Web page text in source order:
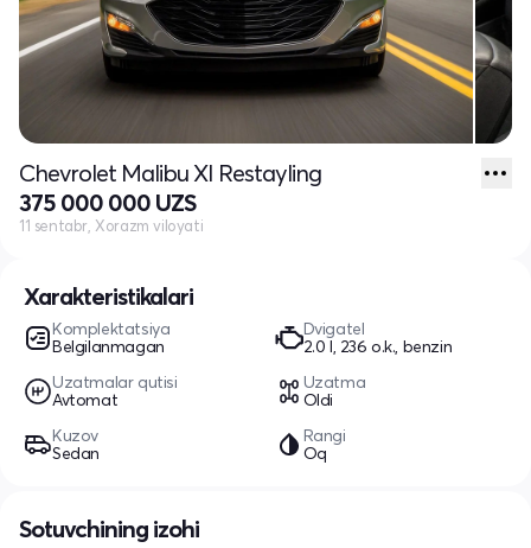
Xarakteristikalari
Komplektatsiya
Belgilanmagan
Dvigatel
2.0 l, 236 o.k., benzin
Uzatmalar qutisi
Avtomat
Uzatma
Oldi
Kuzov
Sedan
Rangi
Oq
Chevrolet Malibu XI Restayling
375 000 000 UZS
11 sentabr, Xorazm viloyati
Sotuvchining izohi